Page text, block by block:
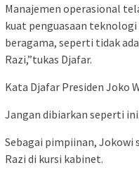
Manajemen operasional
kuat penguasaan
beragama, seperti tidak
Razi,”tukas Djafar.
Kata Djafar Presiden Joko
Jangan dibiarkan seperti ini.
Sebagai pimpiinan, Jokowi
Razi di kursi kabinet.